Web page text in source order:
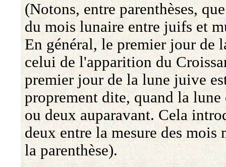
(Notons, entre parenthèses,
du mois lunaire entre juifs et
En général, le premier jour de
celui de l'apparition du
premier jour de la lune juive
proprement dite, quand la
ou deux auparavant. Cela
deux entre la mesure des
la parenthèse).